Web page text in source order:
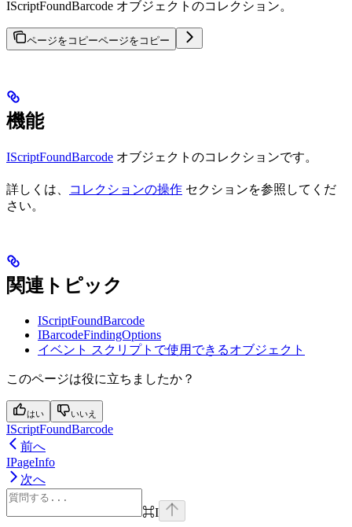
IScriptFoundBarcode オブジェクトのコレクション。
ページをコピーページをコピー
機能
IScriptFoundBarcode オブジェクトのコレクションです。
詳しくは、 コレクションの操作 セクションを参照してくだ
さい。
関連トピック
IScriptFoundBarcode
IBarcodeFindingOptions
イベント スクリプトで使用できるオブジェクト
このページは役に立ちましたか？
はい いいえ
IScriptFoundBarcode
前へ
IPageInfo
次へ
⌘I